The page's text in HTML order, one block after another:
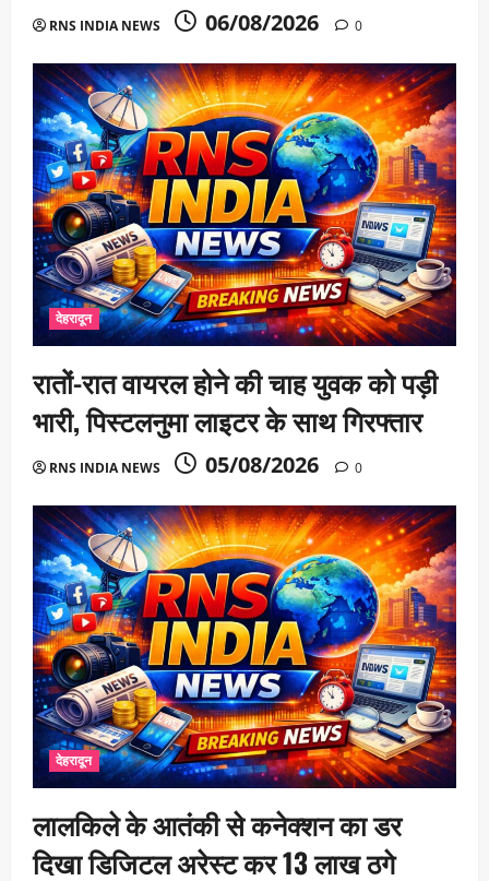
RNS INDIA NEWS 06/08/2026 0
देहरादून
रातों-रात वायरल होने की चाह युवक को पड़ी
भारी, पिस्टलनुमा लाइटर के साथ गिरफ्तार
RNS INDIA NEWS 05/08/2026 0
देहरादून
लालकिले के आतंकी से कनेक्शन का डर
दिखा डिजिटल अरेस्ट कर 13 लाख ठगे